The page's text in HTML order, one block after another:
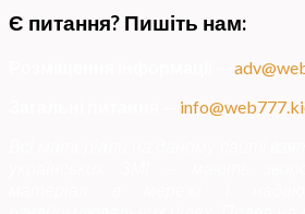
Є питання? Пишіть нам: